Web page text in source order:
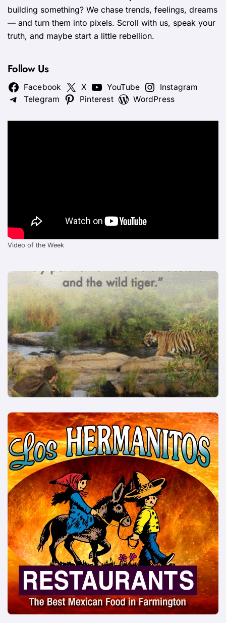
building something? We chase trends, feelings, dreams
— and turn them into pixels. Scroll with us, speak your
truth, and maybe start a little rebellion.
Follow Us
Facebook X YouTube
Instagram
Telegram
Pinterest WordPress
Video of the Week